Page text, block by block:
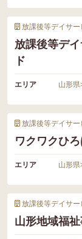
放課後等デイサー
放課後等デ
ド
エリア 山形県
放課後等デイサー
ワクワクひ
エリア 山形県
放課後等デイサー
山形地域福